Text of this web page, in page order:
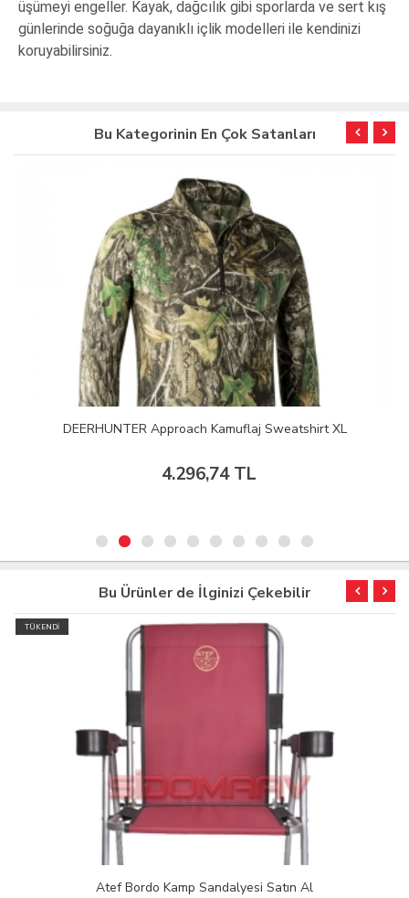
üşümeyi engeller. Kayak, dağcılık gibi sporlarda ve sert kış
günlerinde soğuğa dayanıklı içlik modelleri ile kendinizi
koruyabilirsiniz.
Bu Kategorinin En Çok Satanları
DEERHUNTER Approach Kamuflaj Sweatshirt XL
4.296,74 TL
Bu Ürünler de İlginizi Çekebilir
TÜKENDİ
Atef Bordo Kamp Sandalyesi Satın Al